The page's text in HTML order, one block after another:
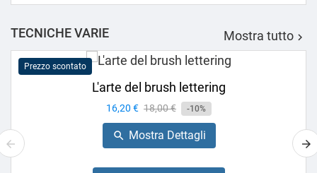
TECNICHE VARIE Mostra tutto 
Prezzo scontato
L'arte del brush lettering
Prezzo
16,20 € Prezzo
base
18,00 € -10%
 Mostra Dettagli